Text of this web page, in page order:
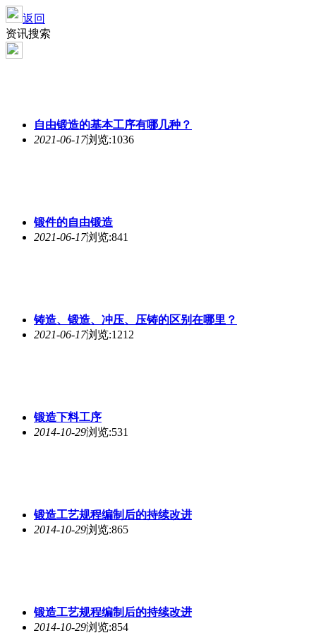
返回
资讯搜索
自由锻造的基本工序有哪几种？
2021-06-17浏览:1036
锻件的自由锻造
2021-06-17浏览:841
铸造、 锻造、冲压、压铸的区别在哪里？
2021-06-17浏览:1212
锻造下料工序
2014-10-29浏览:531
锻造工艺规程编制后的持续改进
2014-10-29浏览:865
锻造工艺规程编制后的持续改进
2014-10-29浏览:854